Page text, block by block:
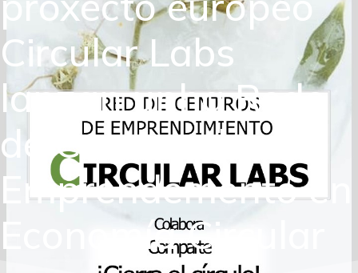
Circular Labs
lanzan unha Rede
de Centros de
Emprendemento en
Economía Circular